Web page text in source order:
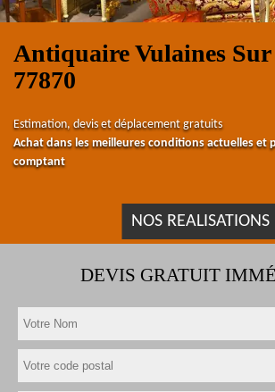
Antiquaire Vulaines Sur
77870
Estimation, devis et déplacement gratuits
Achat dans les meilleures conditions actuelles et
comptant
NOS REALISATIONS
DEVIS GRATUIT